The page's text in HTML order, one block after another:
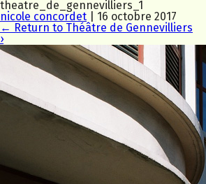
theatre_de_gennevilliers_1
nicole concordet
16 octobre 2017
← Return to Théâtre de Gennevilliers
›